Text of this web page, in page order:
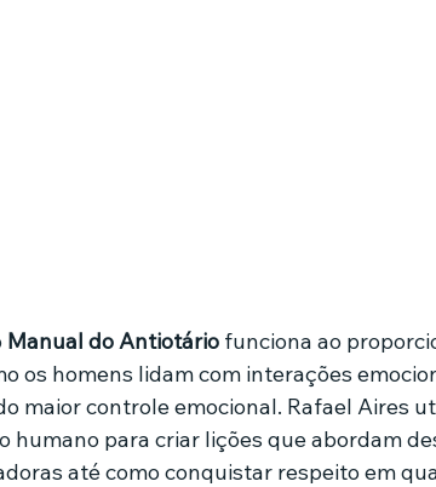
Manual do Antiotário funciona ao
os homens lidam com interações
maior controle emocional. Rafael Aires
humano para criar lições que abordam
até como conquistar respeito em